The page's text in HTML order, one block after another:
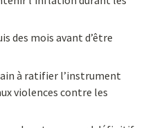
des mois avant d’être
à ratifier l’instrument
violences contre les